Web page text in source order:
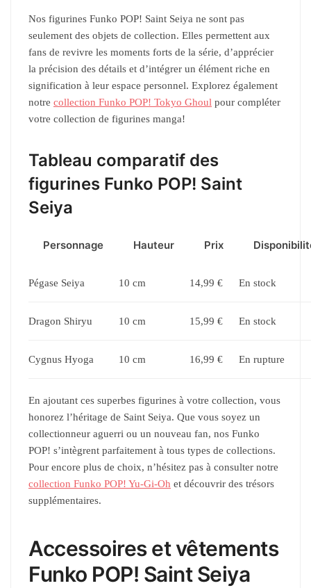
Nos figurines Funko POP! Saint Seiya ne sont pas
seulement des objets de collection. Elles permettent aux
fans de revivre les moments forts de la série, d’apprécier
la précision des détails et d’intégrer un élément riche en
signification à leur espace personnel. Explorez également
notre collection Funko POP! Tokyo Ghoul pour compléter
votre collection de figurines manga!
Tableau comparatif des
figurines Funko POP! Saint
Seiya
Personnage Hauteur Prix
Pégase Seiya 10 cm 14,99 € En stock
Dragon Shiryu 10 cm 15,99 € En stock
Cygnus Hyoga 10 cm 16,99 € En rupture
En ajoutant ces superbes figurines à votre collection, vous
honorez l’héritage de Saint Seiya. Que vous soyez un
collectionneur aguerri ou un nouveau fan, nos Funko
POP! s’intègrent parfaitement à tous types de collections.
Pour encore plus de choix, n’hésitez pas à consulter notre
collection Funko POP! Yu-Gi-Oh et découvrir des trésors
supplémentaires.
Accessoires et vêtements
Funko POP! Saint Seiya